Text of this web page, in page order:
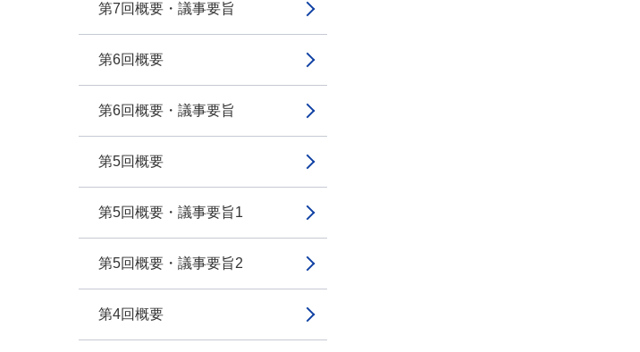
第7回概要・議事要旨
第6回概要
第6回概要・議事要旨
第5回概要
第5回概要・議事要旨1
第5回概要・議事要旨2
第4回概要